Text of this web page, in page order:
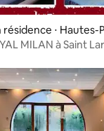
⋅ Hautes-
MILAN à Saint